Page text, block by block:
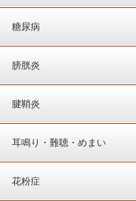
糖尿病
膀胱炎
腱鞘炎
耳鳴り・難聴・めまい
花粉症